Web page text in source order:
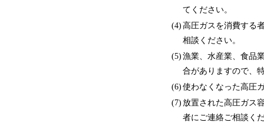
てください。
(4) 高圧ガスを消費する
相談ください。
(5) 漁業、水産業、食品
合がありますので、
(6) 使わなくなった高圧
(7) 放置された高圧ガス
者にご連絡ご相談く